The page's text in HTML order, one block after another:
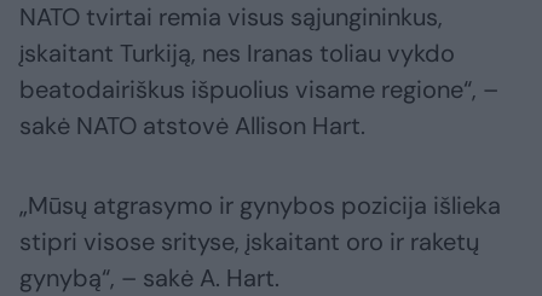
NATO tvirtai remia visus sąjungininkus,
įskaitant Turkiją, nes Iranas toliau vykdo
beatodairiškus išpuolius visame regione“, –
sakė NATO atstovė Allison Hart.
„Mūsų atgrasymo ir gynybos pozicija išlieka
stipri visose srityse, įskaitant oro ir raketų
gynybą“, – sakė A. Hart.